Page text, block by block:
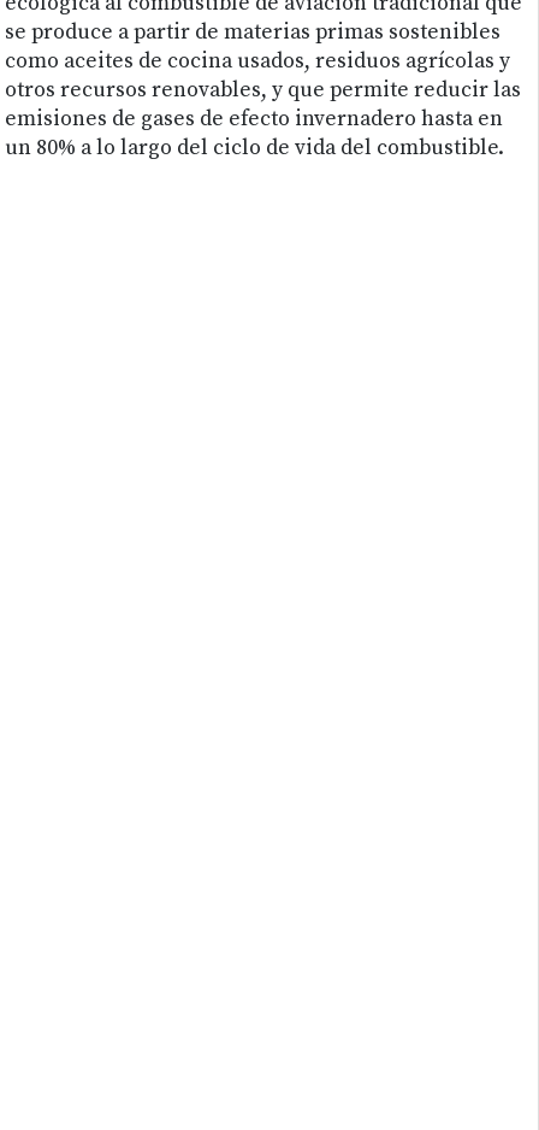
se produce a partir de materias primas sostenibles
como aceites de cocina usados, residuos agrícolas y
otros recursos renovables, y que permite reducir las
emisiones de gases de efecto invernadero hasta en
un 80% a lo largo del ciclo de vida del combustible.